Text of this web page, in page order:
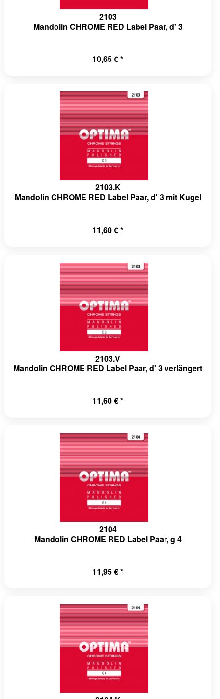
2103
Mandolin CHROME RED Label Paar, d' 3
10,65 € *
2103.K
Mandolin CHROME RED Label Paar, d' 3 mit Kugel
11,60 € *
2103.V
Mandolin CHROME RED Label Paar, d' 3 verlängert
11,60 € *
2104
Mandolin CHROME RED Label Paar, g 4
11,95 € *